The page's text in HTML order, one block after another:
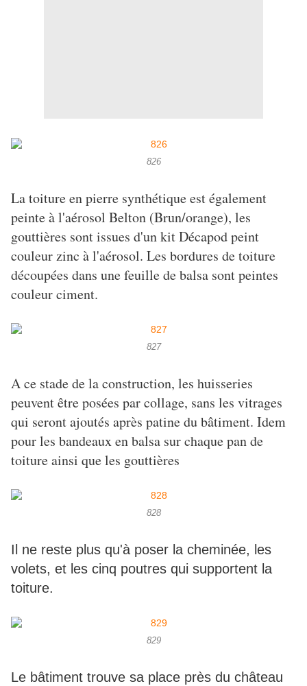
826
La toiture en pierre synthétique est également
peinte à l'aérosol Belton (Brun/orange), les
gouttières sont issues d'un kit Décapod peint
couleur zinc à l'aérosol. Les bordures de toiture
découpées dans une feuille de balsa sont peintes
couleur ciment.
827
A ce stade de la construction, les huisseries
peuvent être posées par collage, sans les vitrages
qui seront ajoutés après patine du bâtiment. Idem
pour les bandeaux en balsa sur chaque pan de
toiture ainsi que les gouttières
828
Il ne reste plus qu'à poser la cheminée, les
volets, et les cinq poutres qui supportent la
toiture.
829
Le bâtiment trouve sa place près du château